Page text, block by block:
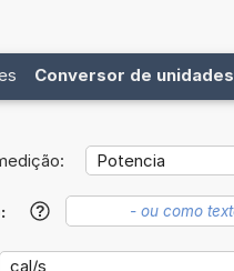
Conversor de unidades
?